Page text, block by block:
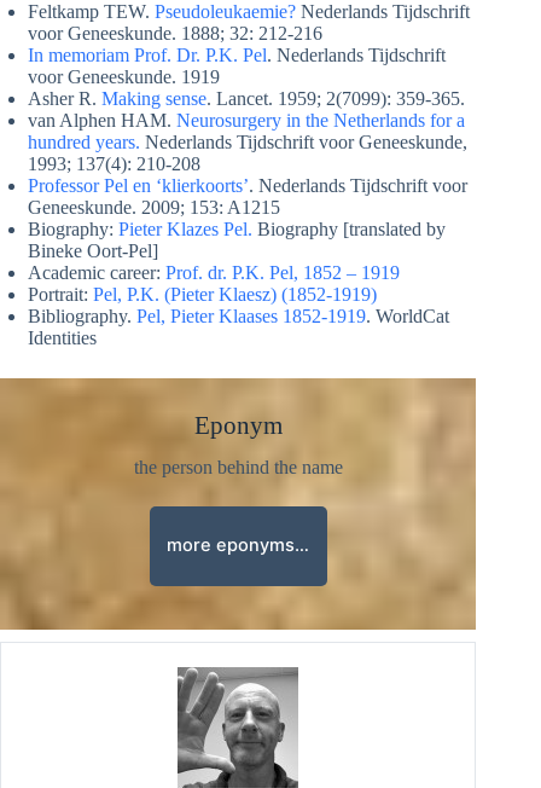
Feltkamp TEW. Pseudoleukaemie? Nederlands Tijdschrift
voor Geneeskunde. 1888; 32: 212-216
In memoriam Prof. Dr. P.K. Pel. Nederlands Tijdschrift
voor Geneeskunde. 1919
Asher R. Making sense. Lancet. 1959; 2(7099): 359-365.
van Alphen HAM. Neurosurgery in the Netherlands for a
hundred years. Nederlands Tijdschrift voor Geneeskunde,
1993; 137(4): 210-208
Professor Pel en ‘klierkoorts’. Nederlands Tijdschrift voor
Geneeskunde. 2009; 153: A1215
Biography: Pieter Klazes Pel. Biography [translated by
Bineke Oort-Pel]
Academic career: Prof. dr. P.K. Pel, 1852 – 1919
Portrait: Pel, P.K. (Pieter Klaesz) (1852-1919)
Bibliography. Pel, Pieter Klaases 1852-1919. WorldCat
Identities
Eponym
the person behind the name
more eponyms…